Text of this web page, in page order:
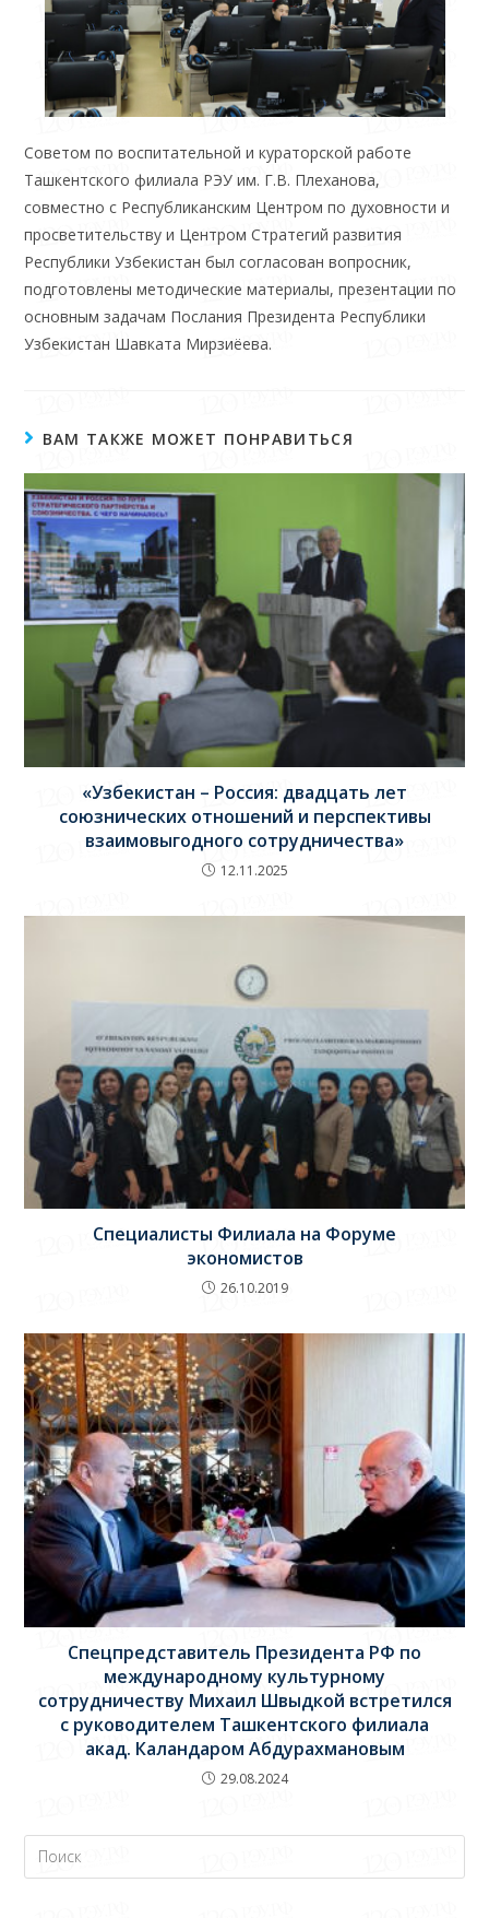
Советом по воспитательной и кураторской работе
Ташкентского филиала РЭУ им. Г.В. Плеханова,
совместно с Республиканским Центром по духовности и
просветительству и Центром Стратегий развития
Республики Узбекистан был согласован вопросник,
подготовлены методические материалы, презентации по
основным задачам Послания Президента Республики
Узбекистан Шавката Мирзиёева.
ВАМ ТАКЖЕ МОЖЕТ ПОНРАВИТЬСЯ
«Узбекистан – Россия: двадцать лет
союзнических отношений и перспективы
взаимовыгодного сотрудничества»
12.11.2025
Специалисты Филиала на Форуме
экономистов
26.10.2019
Спецпредставитель Президента РФ по
международному культурному
сотрудничеству Михаил Швыдкой встретился
с руководителем Ташкентского филиала
акад. Каландаром Абдурахмановым
29.08.2024